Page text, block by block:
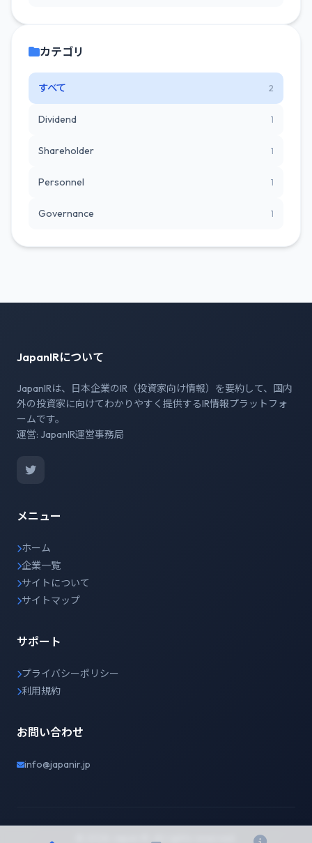
カテゴリ
すべて 2
Dividend 1
Shareholder 1
Personnel 1
Governance 1
JapanIRについて
JapanIRは、日本企業のIR（投資家向け情報）を要約して、国内
外の投資家に向けてわかりやすく提供するIR情報プラットフォ
ームです。
運営: JapanIR運営事務局
メニュー
ホーム
企業一覧
サイトについて
サイトマップ
サポート
プライバシーポリシー
利用規約
お問い合わせ
info@japanir.jp